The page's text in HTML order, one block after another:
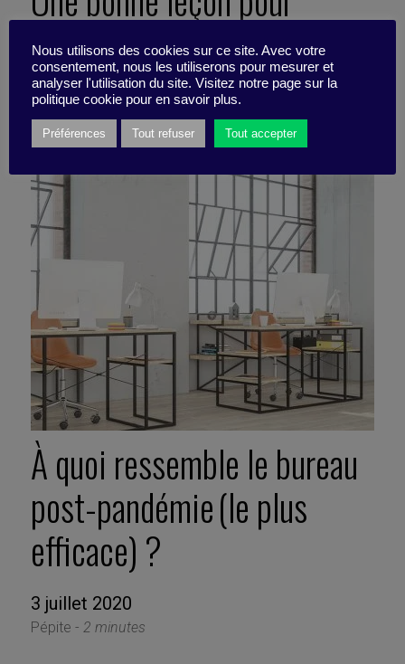
l’avenir !
6 juillet 2020
Pépite -2 minutes
À quoi ressemble le bureau
post-pandémie (le plus
efficace) ?
3 juillet 2020
Pépite - 2 minutes
Nous utilisons des cookies sur ce site. Avec votre
consentement, nous les utiliserons pour mesurer et
analyser l'utilisation du site. Visitez notre page sur la
politique cookie pour en savoir plus.
Préférences Tout refuser Tout accepter